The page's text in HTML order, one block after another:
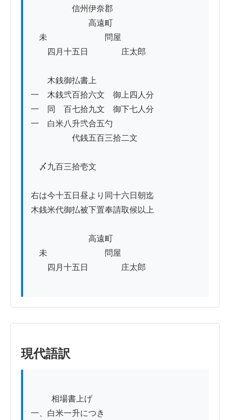
信州伊奈郡
高遠町
未　　　　　　　問屋
四月十五日　　　　庄太郎
木銭御払書上
一　木銭弐百拾六文　御上四人分
一　同　百七拾九文　御下七人分
一　白米八升弐合五勺
代銭五百三拾二文
〆九百三拾壱文
右は今十五日昼より同十六日朝迄
木銭米代御払被下置奉請取候以上
高遠町
未　　　　　　　問屋
四月十五日　　　　庄太郎
現代語訳
一、白米一升につき